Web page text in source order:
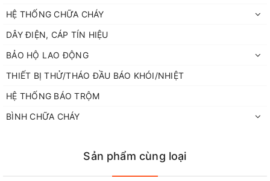
HỆ THỐNG CHỮA CHÁY
DÂY ĐIỆN, CÁP TÍN HIỆU
BẢO HỘ LAO ĐỘNG
THIẾT BỊ THỬ/THÁO ĐẦU BÁO KHÓI/NHIỆT
HỆ THỐNG BÁO TRỘM
BÌNH CHỮA CHÁY
Sản phẩm cùng loại